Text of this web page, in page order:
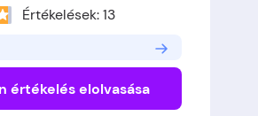
Értékelések: 13
értékelés elolvasása